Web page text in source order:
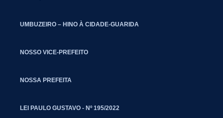
UMBUZEIRO – HINO À CIDADE-GUARIDA
NOSSO VICE-PREFEITO
NOSSA PREFEITA
LEI PAULO GUSTAVO - Nº 195/2022